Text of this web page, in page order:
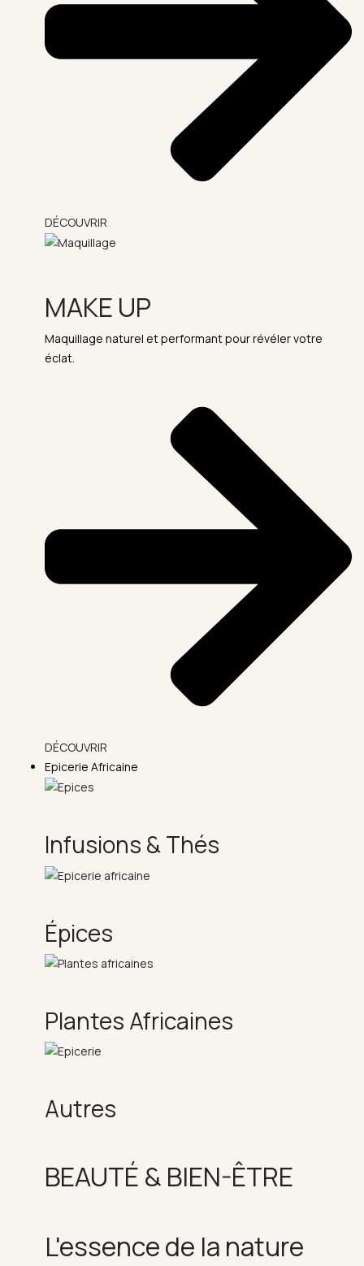
DÉCOUVRIR
MAKE UP
Maquillage naturel et performant pour révéler votre
éclat.
DÉCOUVRIR
Epicerie Africaine
Infusions & Thés
Épices
Plantes Africaines
Autres
BEAUTÉ & BIEN-ÊTRE
L'essence de la nature